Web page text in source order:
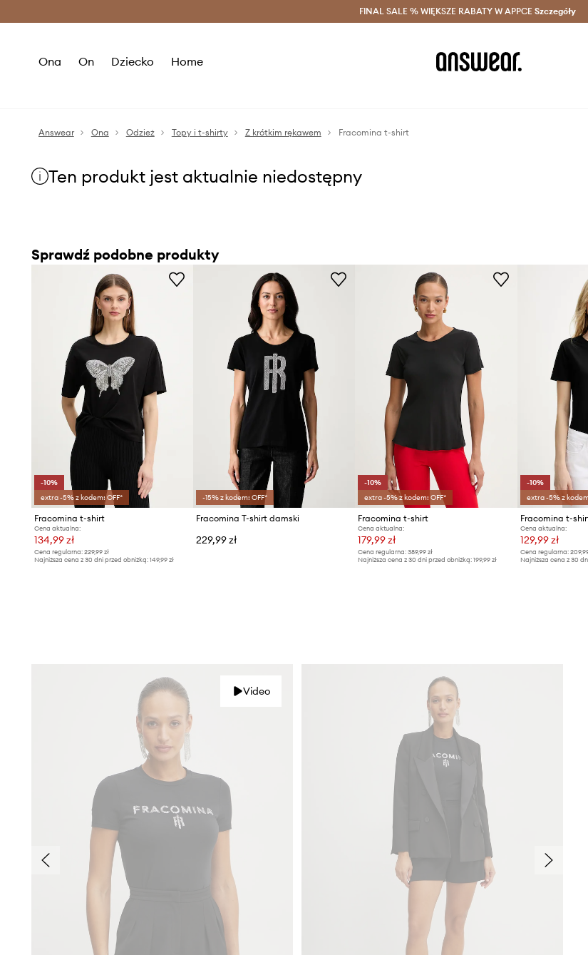
Oszczędzaj z Answear Club > Dostawa nawet w 24h >
FINAL SALE % WIĘKSZE RABATY W APPCE Szczegóły
Ona On Dziecko Home
Answear Ona Odzież Topy i t-shirty Z krótkim rękawem Fracomina t-shirt
Ten produkt jest aktualnie niedostępny
Sprawdź podobne produkty
-10%
extra -5% z kodem: OFF*
Fracomina t-shirt
Cena aktualna:
134,99 zł
Cena regularna: 229,99 zł
Najniższa cena z 30 dni przed obniżką: 149,99 zł
-15% z kodem: OFF*
Fracomina T-shirt damski
229,99 zł
-10%
extra -5% z kodem: OFF*
Fracomina t-shirt
Cena aktualna:
179,99 zł
Cena regularna: 389,99 zł
Najniższa cena z 30 dni przed obniżką: 199,99 zł
-10%
extra -5% z
Fracomina t-
Cena aktualna:
129,99 zł
Cena regularna:
Najniższa cena z 30
Video